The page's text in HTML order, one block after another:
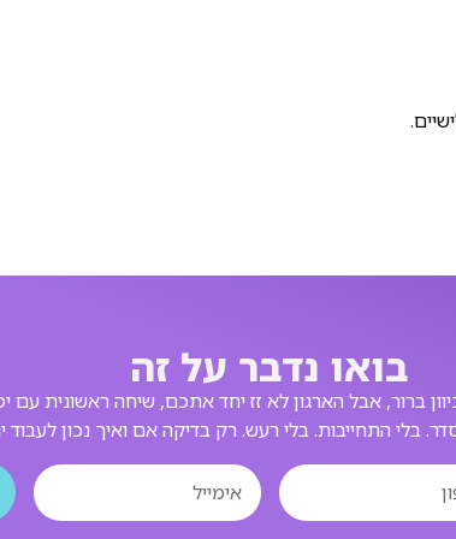
בואו נדבר על זה
ברור, אבל הארגון לא זז יחד אתכם, שיחה ראשונית עם
בלי התחייבות. בלי רעש. רק בדיקה אם ואיך נכון לעבוד